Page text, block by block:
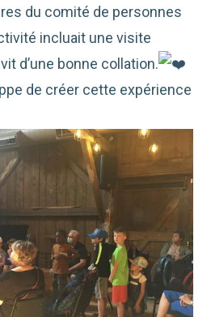
du comité de personnes
incluait une visite
d’une bonne collation.
de créer cette expérience